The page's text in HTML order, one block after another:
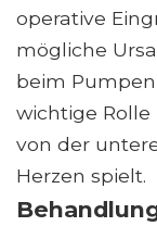
operative
mögliche
beim
wichtige
von der
Herzen spielt.